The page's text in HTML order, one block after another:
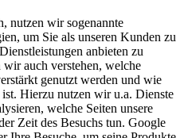
nutzen wir sogenannte
um Sie als unseren Kunden zu
anbieten zu
auch verstehen, welche
genutzt werden und wie
Hierzu nutzen wir u.a. Dienste
welche Seiten unsere
Zeit des Besuchs tun. Google